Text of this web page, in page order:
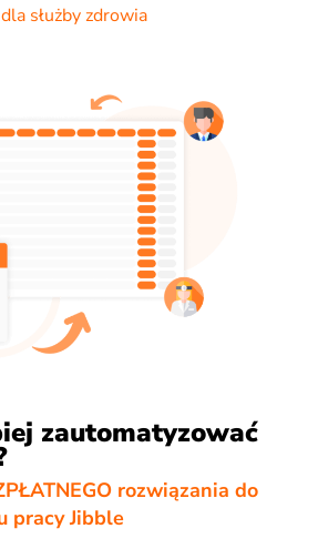
służby zdrowia
zautomatyzować
rozwiązania do
pracy Jibble